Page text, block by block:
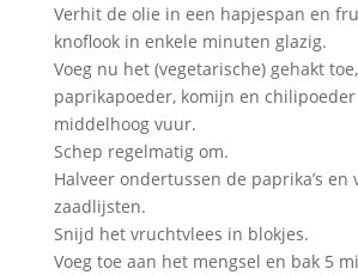
Verhit de olie in een hapjespan en
knoflook in enkele minuten glazig.
Voeg nu het (vegetarische) gehakt
paprikapoeder, komijn en
middelhoog vuur.
Schep regelmatig om.
Halveer ondertussen de paprika’s en
zaadlijsten.
Snijd het vruchtvlees in blokjes.
Voeg toe aan het mengsel en bak 5